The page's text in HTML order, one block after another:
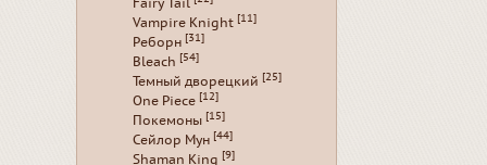
Fairy Tail
Vampire Knight [11]
Реборн [31]
Bleach [54]
Темный дворецкий [25]
One Piece [12]
Покемоны [15]
Сейлор Мун [44]
Shaman King [9]